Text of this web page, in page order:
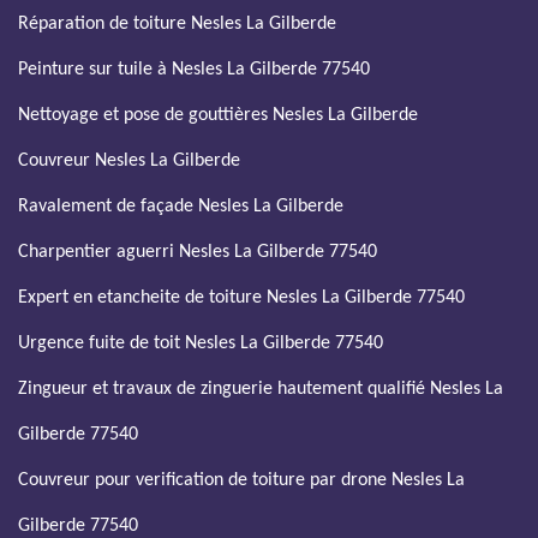
Réparation de toiture Nesles La Gilberde
Peinture sur tuile à Nesles La Gilberde 77540
Nettoyage et pose de gouttières Nesles La Gilberde
Couvreur Nesles La Gilberde
Ravalement de façade Nesles La Gilberde
Charpentier aguerri Nesles La Gilberde 77540
Expert en etancheite de toiture Nesles La Gilberde 77540
Urgence fuite de toit Nesles La Gilberde 77540
Zingueur et travaux de zinguerie hautement qualifié Nesles La
Gilberde 77540
Couvreur pour verification de toiture par drone Nesles La
Gilberde 77540